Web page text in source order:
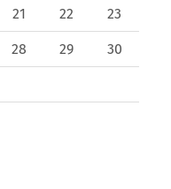
21 22 23
28 29 30